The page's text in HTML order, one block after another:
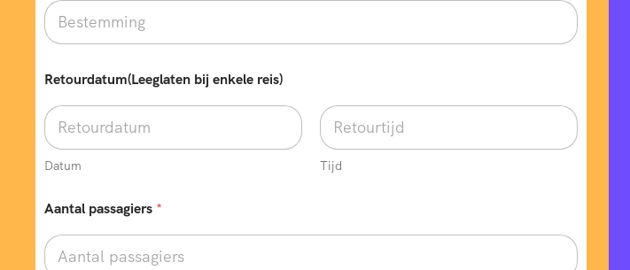
i
s
iRetourdatum(Leeglaten bij enkele reis)
Datum Tijd
Aantal passagiers *